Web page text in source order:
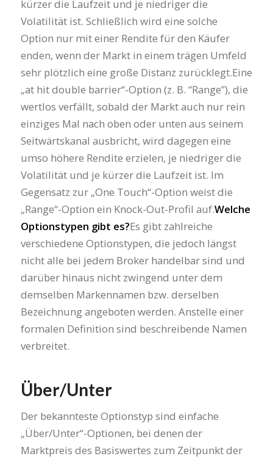
kürzer die Laufzeit und je niedriger die
Volatilität ist. Schließlich wird eine solche
Option nur mit einer Rendite für den Käufer
enden, wenn der Markt in einem trägen Umfeld
sehr plötzlich eine große Distanz zurücklegt.Eine
„at hit double barrier“-Option (z. B. “Range”), die
wertlos verfällt, sobald der Markt auch nur rein
einziges Mal nach oben oder unten aus seinem
Seitwärtskanal ausbricht, wird dagegen eine
umso höhere Rendite erzielen, je niedriger die
Volatilität und je kürzer die Laufzeit ist. Im
Gegensatz zur „One Touch“-Option weist die
„Range“-Option ein Knock-Out-Profil auf.Welche
Optionstypen gibt es?Es gibt zahlreiche
verschiedene Optionstypen, die jedoch längst
nicht alle bei jedem Broker handelbar sind und
darüber hinaus nicht zwingend unter dem
demselben Markennamen bzw. derselben
Bezeichnung angeboten werden. Anstelle einer
formalen Definition sind beschreibende Namen
verbreitet.
Über/Unter
Der bekannteste Optionstyp sind einfache
„Über/Unter“-Optionen, bei denen der
Marktpreis des Basiswertes zum Zeitpunkt der